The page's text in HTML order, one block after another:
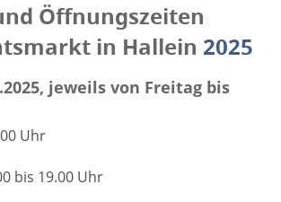
Öffnungszeiten
in Hallein 2025
jeweils von Freitag bis
Uhr
bis 19.00 Uhr